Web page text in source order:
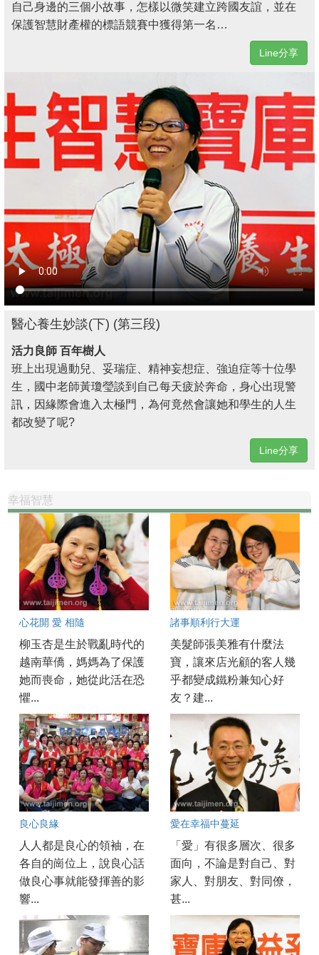
自己身邊的三個小故事，怎樣以微笑建立跨國友誼，並在
保護智慧財產權的標語競賽中獲得第一名…
Line分享
醫心養生妙談(下) (第三段)
活力良師 百年樹人
班上出現過動兒、妥瑞症、精神妄想症、強迫症等十位學
生，國中老師黃瓊瑩談到自己每天疲於奔命，身心出現警
訊，因緣際會進入太極門，為何竟然會讓她和學生的人生
都改變了呢?
Line分享
幸福智慧
心花開 愛 相隨
柳玉杏是生於戰亂時代的
越南華僑，媽媽為了保護
她而喪命，她從此活在恐
懼...
諸事順利行大運
美髮師張美雅有什麼法
寶，讓來店光顧的客人幾
乎都變成鐵粉兼知心好
友？建...
良心良緣
人人都是良心的領袖，在
各自的崗位上，說良心話
做良心事就能發揮善的影
響...
愛在幸福中蔓延
「愛」有很多層次、很多
面向，不論是對自己、對
家人、對朋友、對同僚，
甚...